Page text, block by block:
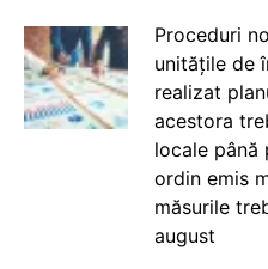
Proceduri
unitățile de
realizat
acestora
locale până
ordin emis
măsurile
august